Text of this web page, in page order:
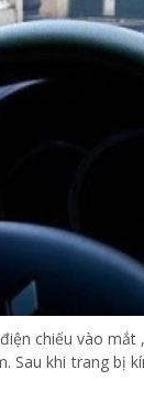
chiếu vào
khi trang bị